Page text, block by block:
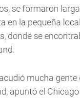
se formaron
en la pequeña
donde se
mucha gente
apuntó el